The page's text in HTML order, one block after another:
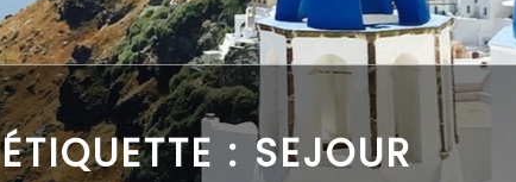
ÉTIQUETTE : SEJOUR